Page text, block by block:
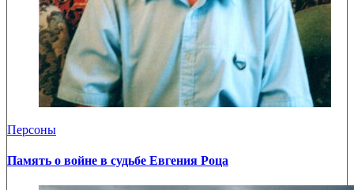
Персоны
Память о войне в судьбе Евгения Роца